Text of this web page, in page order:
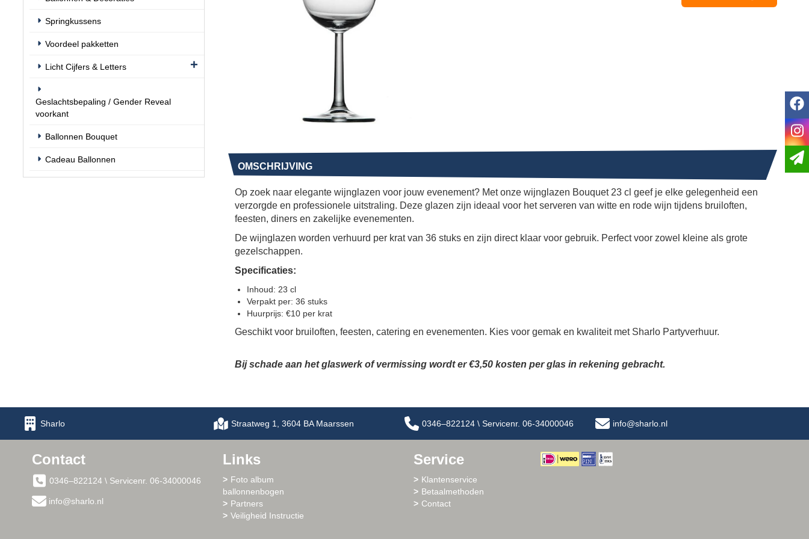
Springkussens
Voordeel pakketten
Licht Cijfers & Letters
Geslachtsbepaling / Gender Reveal
voorkant
Ballonnen Bouquet
Cadeau Ballonnen
OMSCHRIJVING
Op zoek naar elegante wijnglazen voor jouw evenement? Met onze wijnglazen Bouquet 23 cl geef je elke gelegenheid een
verzorgde en professionele uitstraling. Deze glazen zijn ideaal voor het serveren van witte en rode wijn tijdens bruiloften,
feesten, diners en zakelijke evenementen.
De wijnglazen worden verhuurd per krat van 36 stuks en zijn direct klaar voor gebruik. Perfect voor zowel kleine als grote
gezelschappen.
Specificaties:
Inhoud: 23 cl
Verpakt per: 36 stuks
Huurprijs: €10 per krat
Geschikt voor bruiloften, feesten, catering en evenementen. Kies voor gemak en kwaliteit met Sharlo Partyverhuur.
Bij schade aan het glaswerk of vermissing wordt er €3,50 kosten per glas in rekening gebracht.
Sharlo Straatweg 1, 3604 BA Maarssen 0346–822124 \ Servicenr. 06-34000046 info@sharlo.nl
Contact
0346–822124 \ Servicenr. 06-34000046
info@sharlo.nl
Links
Foto album
ballonnenbogen
Partners
Veiligheid Instructie
Service
Klantenservice
Betaalmethoden
Contact